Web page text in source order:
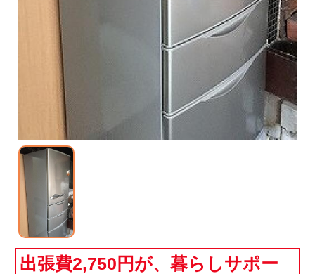
出張費2,750円が、暮らしサポー